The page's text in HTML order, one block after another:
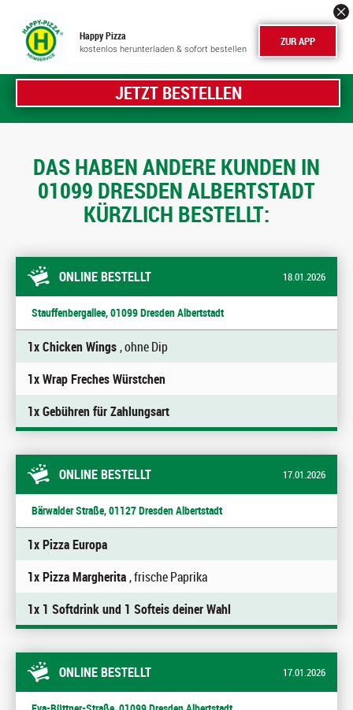
Happy Pizza
kostenlos herunterladen & sofort bestellen ZUR APP
JETZT BESTELLEN
DAS HABEN ANDERE KUNDEN IN
01099 DRESDEN ALBERTSTADT
KÜRZLICH BESTELLT:
ONLINE BESTELLT 18.01.2026
Stauffenbergallee, 01099 Dresden Albertstadt
1x Chicken Wings, ohne Dip
1x Wrap Freches Würstchen
1x Gebühren für Zahlungsart
ONLINE BESTELLT 17.01.2026
Bärwalder Straße, 01127 Dresden Albertstadt
1x Pizza Europa
1x Pizza Margherita, frische Paprika
1x 1 Softdrink und 1 Softeis deiner Wahl
ONLINE BESTELLT 17.01.2026